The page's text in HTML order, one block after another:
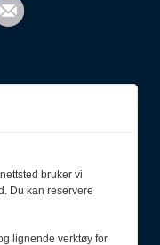
bruker vi
Du kan reservere
lignende verktøy for